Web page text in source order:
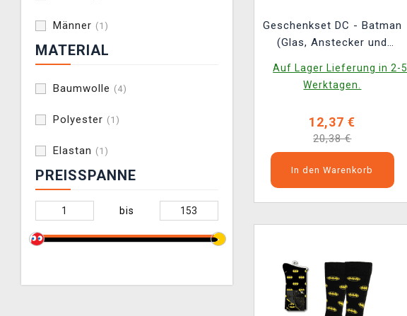
Männer (1)
MATERIAL
Baumwolle (4)
Polyester (1)
Elastan (1)
PREISSPANNE
bis
Geschenkset DC - Batman
(Glas, Anstecker und
Auf Lager Lieferung in 2-5
Werktagen.
12,37 €
20,38 €
In den Warenkorb